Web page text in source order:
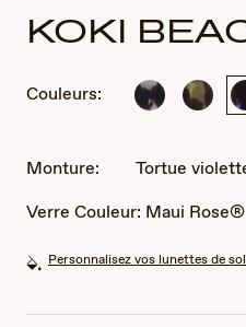
KOKI
Couleurs:
Écaille
grise
Écaille
Monture:
Tortue
Verre Couleur: Maui Rose®
Personnalisez vos lunettes de